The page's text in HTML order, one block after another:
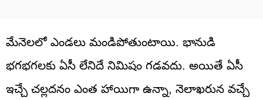
మేనెలలో ఎండలు మండిపోతుంటాయి. భానుడి
భగభగలకు ఏసీ లేనిదే నిమిషం గడవదు. అయితే ఏసీ
ఇచ్చే చల్లదనం ఎంత హాయిగా ఉన్నా, నెలాఖరున వచ్చే